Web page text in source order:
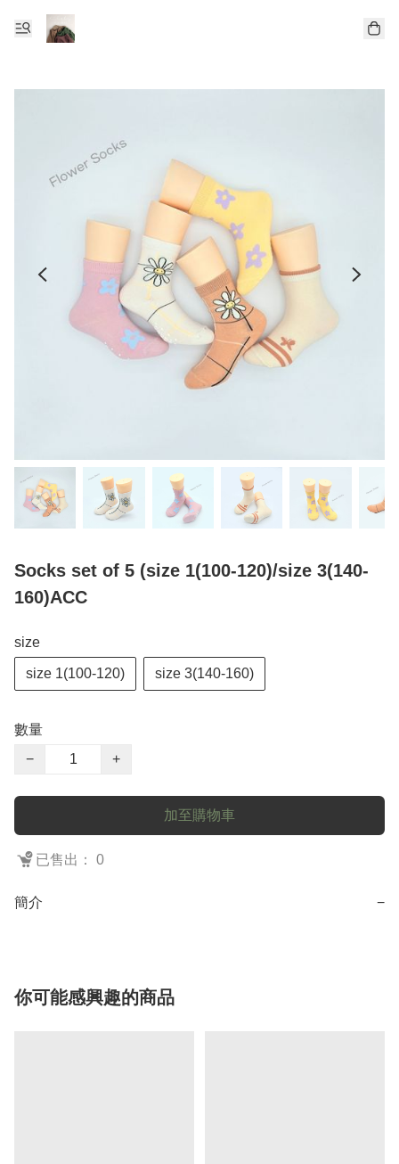
Socks set of 5 (size 1(100-120)/size 3(140-
160)ACC
size
size 1(100-120) size 3(140-160)
數量
−
+
加至購物車
已售出： 0
簡介 −
你可能感興趣的商品